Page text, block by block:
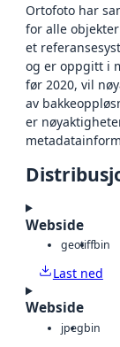
Ortofoto har
for alle
et
og er oppgitt i
før 2020, vil
av
er
Webside
geotiffbin
Last ned
Webside
jpegbin